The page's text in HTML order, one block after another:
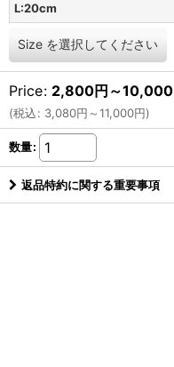
L:20cm
Size を選択してください
Price: 2,800円 ～10,000
(税込: 3,080円 ～11,000円)
数量:
返品特約に関する重要事項